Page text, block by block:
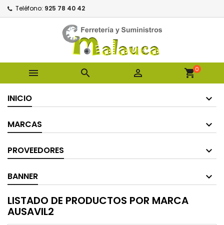
Teléfono: 925 78 40 42
   shopping_cart0
INICIO
MARCAS
PROVEEDORES
BANNER
LISTADO DE PRODUCTOS POR MARCA
AUSAVIL2